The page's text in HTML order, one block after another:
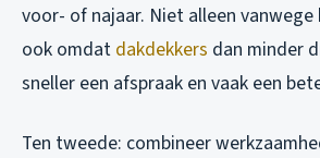
voor- of najaar. Niet alleen vanwege
ook omdat dakdekkers dan minder
sneller een afspraak en vaak een
Ten tweede: combineer